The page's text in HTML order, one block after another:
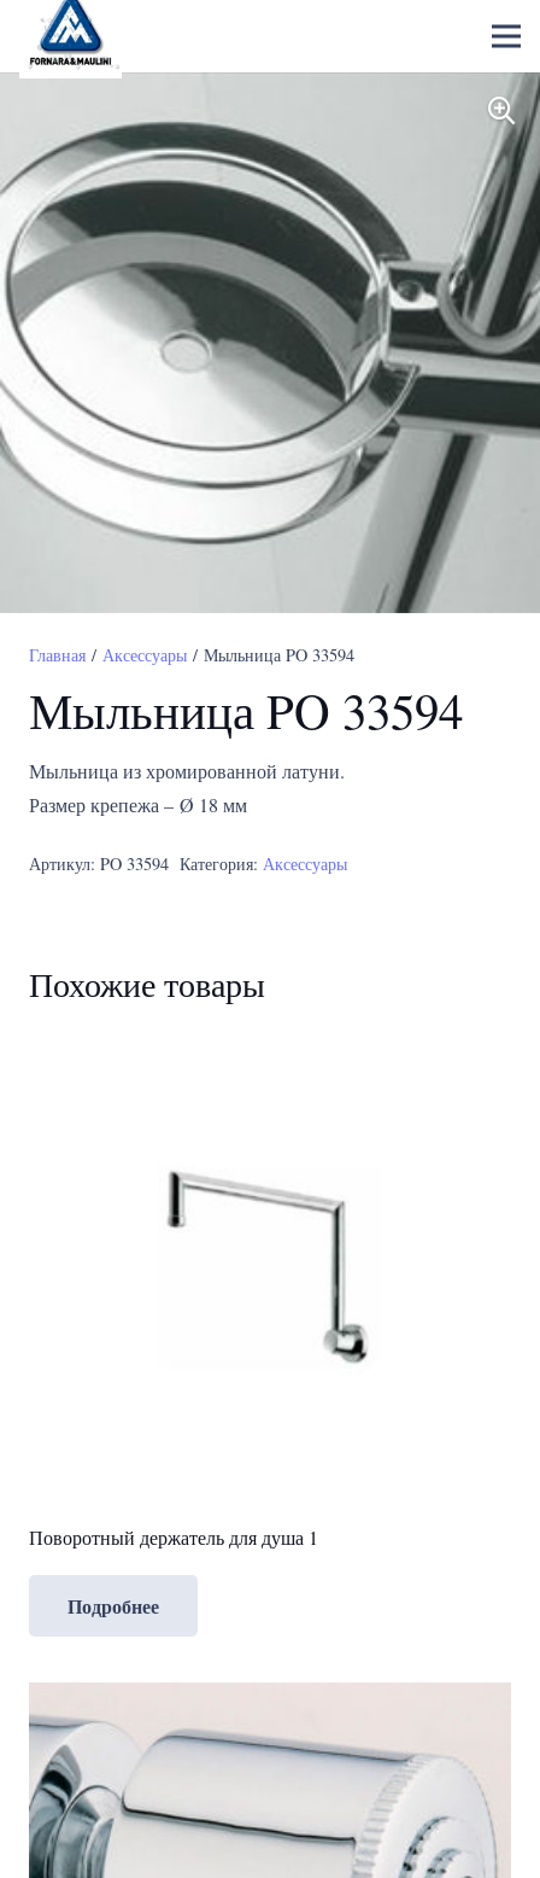
Главная / Аксессуары / Мыльница PO 33594
Мыльница PO 33594
Мыльница из хромированной латуни.
Размер крепежа – Ø 18 мм
Артикул: PO 33594 Категория: Аксессуары
Похожие товары
Поворотный держатель для душа 1
Подробнее